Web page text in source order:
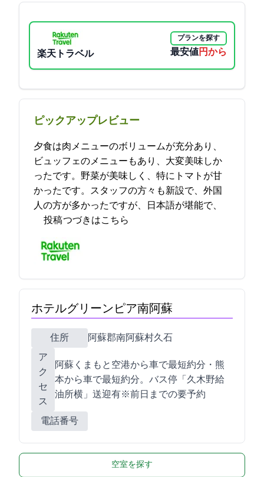
楽天トラベル
プランを探す
最安値10450円から
ピックアップレビュー
夕食は肉メニューのボリュームが充分あり、
ビュッフェのメニューもあり、大変美味しか
ったです。野菜が美味しく、特にトマトが甘
かったです。スタッフの方々も新設で、外国
人の方が多かったですが、日本語が堪能で、
… 2023-05-07 19:28:13投稿つづきはこちら
ホテルグリーンピア南阿蘇
住所
阿蘇郡南阿蘇村久石4411-9
ア
ク
セ
ス
阿蘇くまもと空港から車で最短約40分・熊
本ICから車で最短約40分。バス停「JA久木野給
油所横」送迎有※前日までの要予約
電話番号
空室を探す